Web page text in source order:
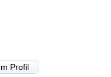
Profil